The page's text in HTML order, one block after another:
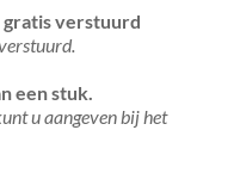
gratis verstuurd
een stuk.
u aangeven bij het